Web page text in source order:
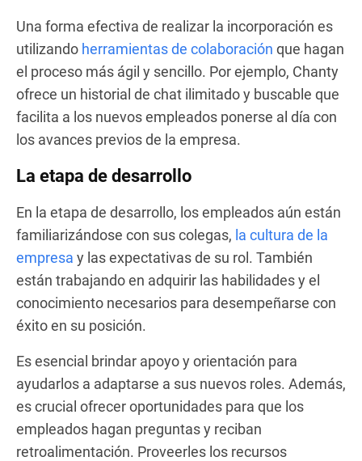
Una forma efectiva de realizar la incorporación es
utilizando herramientas de colaboración que hagan
el proceso más ágil y sencillo. Por ejemplo, Chanty
ofrece un historial de chat ilimitado y buscable que
facilita a los nuevos empleados ponerse al día con
los avances previos de la empresa.
La etapa de desarrollo
En la etapa de desarrollo, los empleados aún están
familiarizándose con sus colegas, la cultura de la
empresa y las expectativas de su rol. También
están trabajando en adquirir las habilidades y el
conocimiento necesarios para desempeñarse con
éxito en su posición.
Es esencial brindar apoyo y orientación para
ayudarlos a adaptarse a sus nuevos roles. Además,
es crucial ofrecer oportunidades para que los
empleados hagan preguntas y reciban
retroalimentación. Proveerles los recursos